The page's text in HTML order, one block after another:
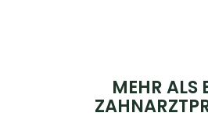
MEHR ALS